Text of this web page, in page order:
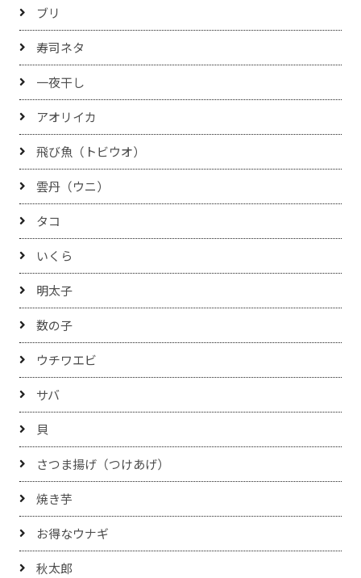
ブリ
寿司ネタ
一夜干し
アオリイカ
飛び魚（トビウオ）
雲丹（ウニ）
タコ
いくら
明太子
数の子
ウチワエビ
サバ
貝
さつま揚げ（つけあげ）
焼き芋
お得なウナギ
秋太郎